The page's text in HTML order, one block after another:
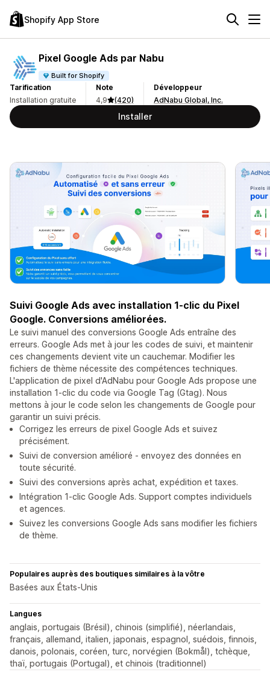
Shopify App Store
Pixel Google Ads par Nabu
Built for Shopify
Tarification
Installation gratuite
Note
4,9
(420)
Développeur
AdNabu Global, Inc.
Installer
Suivi Google Ads avec installation 1-clic du Pixel
Google. Conversions améliorées.
Le suivi manuel des conversions Google Ads entraîne des
erreurs. Google Ads met à jour les codes de suivi, et maintenir
ces changements devient vite un cauchemar. Modifier les
fichiers de thème nécessite des compétences techniques.
L'application de pixel d'AdNabu pour Google Ads propose une
installation 1-clic du code via Google Tag (Gtag). Nous
mettons à jour le code selon les changements de Google pour
garantir un suivi précis.
Corrigez les erreurs de pixel Google Ads et suivez
précisément.
Suivi de conversion amélioré - envoyez des données en
toute sécurité.
Suivi des conversions après achat, expédition et taxes.
Intégration 1-clic Google Ads. Support comptes individuels
et agences.
Suivez les conversions Google Ads sans modifier les fichiers
de thème.
Populaires auprès des boutiques similaires à la vôtre
Basées aux États-Unis
Langues
anglais, portugais (Brésil), chinois (simplifié), néerlandais,
français, allemand, italien, japonais, espagnol, suédois, finnois,
danois, polonais, coréen, turc, norvégien (Bokmål), tchèque,
thaï, portugais (Portugal), et chinois (traditionnel)